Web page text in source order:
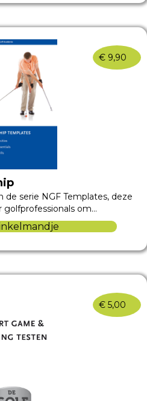
€ 9,90
de serie NGF Templates, deze
golfprofessionals om…
€ 5,00